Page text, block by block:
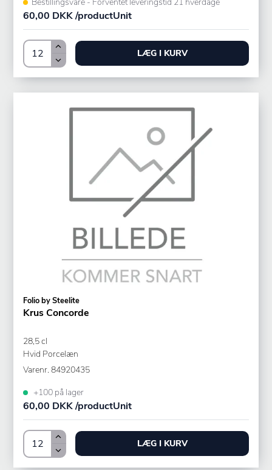
60,00 DKK /productUnit
LÆG I KURV
Folio by Steelite
Krus Concorde
28,5 cl
Hvid Porcelæn
Varenr. 84920435
+100 på lager
60,00 DKK /productUnit
LÆG I KURV